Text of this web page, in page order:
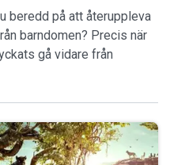
beredd på att återuppleva
barndomen? Precis när
gå vidare från